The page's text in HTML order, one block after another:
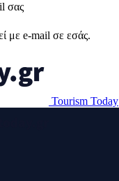
σας
με e-mail σε εσάς.
Tourism Today